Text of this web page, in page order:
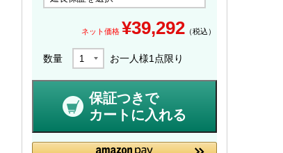
ネット価格 ¥39,292 （税込）
数量 お一人様1 点限り
保証つきで
カートに入れる